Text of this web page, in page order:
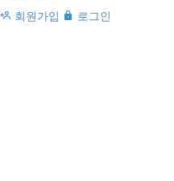
회원가입
로그인